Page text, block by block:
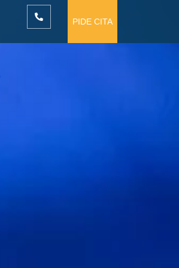
PIDE CITA